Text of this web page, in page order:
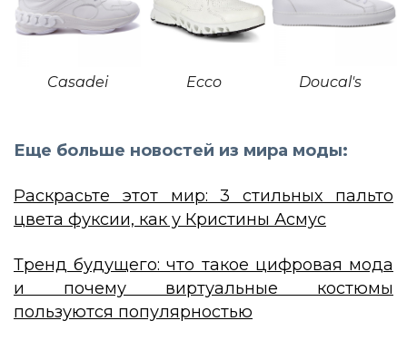
Casadei Ecco Doucal's
Еще больше новостей из мира моды:
Раскрасьте этот мир: 3 стильных пальто
цвета фуксии, как у Кристины Асмус
Тренд будущего: что такое цифровая мода
и почему виртуальные костюмы
пользуются популярностью